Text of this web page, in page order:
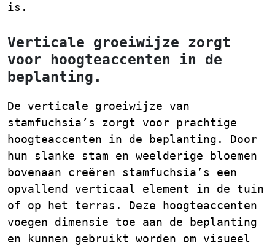
is.
Verticale groeiwijze zorgt
voor hoogteaccenten in de
beplanting.
De verticale groeiwijze van
stamfuchsia’s zorgt voor prachtige
hoogteaccenten in de beplanting. Door
hun slanke stam en weelderige bloemen
bovenaan creëren stamfuchsia’s een
opvallend verticaal element in de tuin
of op het terras. Deze hoogteaccenten
voegen dimensie toe aan de beplanting
en kunnen gebruikt worden om visueel